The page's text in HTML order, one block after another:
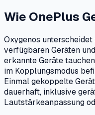
Wie OnePlus
Oxygenos
verfügbaren Geräten
erkannte Geräte
im Kopplungsmodus
Einmal gekoppelte
dauerhaft, inklusive
Lautstärkeanpassung